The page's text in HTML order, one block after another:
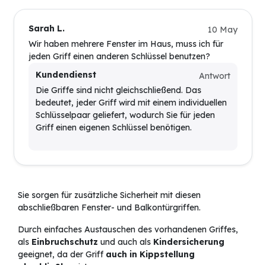
Sarah L.
10 May
Wir haben mehrere Fenster im Haus, muss ich für
jeden Griff einen anderen Schlüssel benutzen?
Kundendienst
Antwort
Die Griffe sind nicht gleichschließend. Das
bedeutet, jeder Griff wird mit einem individuellen
Schlüsselpaar geliefert, wodurch Sie für jeden
Griff einen eigenen Schlüssel benötigen.
Sie sorgen für zusätzliche Sicherheit mit diesen
abschließbaren Fenster- und Balkontürgriffen.
Durch einfaches Austauschen des vorhandenen Griffes,
als Einbruchschutz und auch als Kindersicherung
geeignet, da der Griff auch in Kippstellung